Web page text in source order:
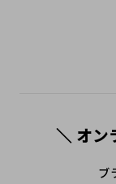
＼ オン
ブ